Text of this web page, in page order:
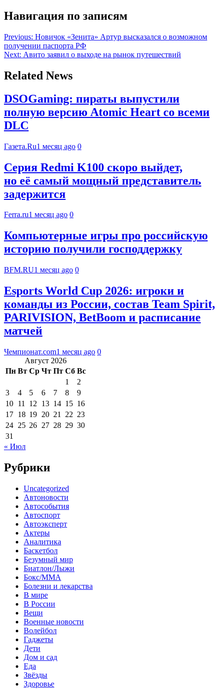
Навигация по записям
Previous: Новичок «Зенита» Артур высказался о возможном
получении паспорта РФ
Next: Авито заявил о выходе на рынок путешествий
Related News
DSOGaming: пираты выпустили
полную версию Atomic Heart со всеми
DLC
Газета.Ru1 месяц ago 0
Серия Redmi K100 скоро выйдет,
но её самый мощный представитель
задержится
Ferra.ru1 месяц ago 0
Компьютерные игры про российскую
историю получили господдержку
BFM.RU1 месяц ago 0
Esports World Cup 2026: игроки и
команды из России, состав Team Spirit,
PARIVISION, BetBoom и расписание
матчей
Чемпионат.com1 месяц ago 0
Август 2026
Пн Вт Ср Чт Пт Сб Вс
1
2
3
4 5 6 7 8
9
10 11 12 13 14 15 16
17 18 19 20 21 22 23
24 25 26 27 28 29 30
31
« Июл
Рубрики
Uncategorized
Автоновости
Автособытия
Автоспорт
Автоэксперт
Актеры
Аналитика
Баскетбол
Безумный мир
Биатлон/Лыжи
Бокс/MMA
Болезни и лекарства
В мире
В России
Вещи
Военные новости
Волейбол
Гаджеты
Дети
Дом и сад
Еда
Звёзды
Здоровье